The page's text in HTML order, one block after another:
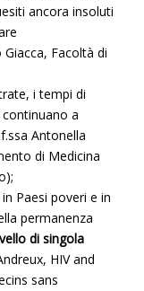
ancora insoluti
Facoltà di
i tempi di
a
Antonella
di Medicina
Paesi poveri e in
permanenza
di singola
HIV and
sans